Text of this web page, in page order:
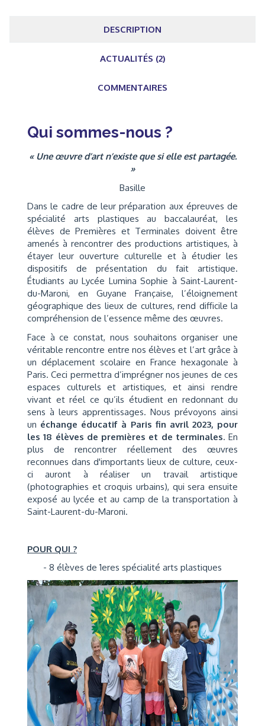
DESCRIPTION
ACTUALITÉS (2)
COMMENTAIRES
Qui sommes-nous ?
« Une œuvre d’art n’existe que si elle est partagée.
»
Basille
Dans le cadre de leur préparation aux épreuves de
spécialité arts plastiques au baccalauréat, les
élèves de Premières et Terminales doivent être
amenés à rencontrer des productions artistiques, à
étayer leur ouverture culturelle et à étudier les
dispositifs de présentation du fait artistique.
Étudiants au Lycée Lumina Sophie à Saint-Laurent-
du-Maroni, en Guyane Française, l’éloignement
géographique des lieux de cultures, rend difficile la
compréhension de l’essence même des œuvres.
Face à ce constat, nous souhaitons organiser une
véritable rencontre entre nos élèves et l’art grâce à
un déplacement scolaire en France hexagonale à
Paris. Ceci permettra d’imprégner nos jeunes de ces
espaces culturels et artistiques, et ainsi rendre
vivant et réel ce qu’ils étudient en redonnant du
sens à leurs apprentissages. Nous prévoyons ainsi
un échange éducatif à Paris fin avril 2023, pour
les 18 élèves de premières et de terminales. En
plus de rencontrer réellement des œuvres
reconnues dans d'importants lieux de culture, ceux-
ci auront à réaliser un travail artistique
(photographies et croquis urbains), qui sera ensuite
exposé au lycée et au camp de la transportation à
Saint-Laurent-du-Maroni.
POUR QUI ?
- 8 élèves de 1eres spécialité arts plastiques